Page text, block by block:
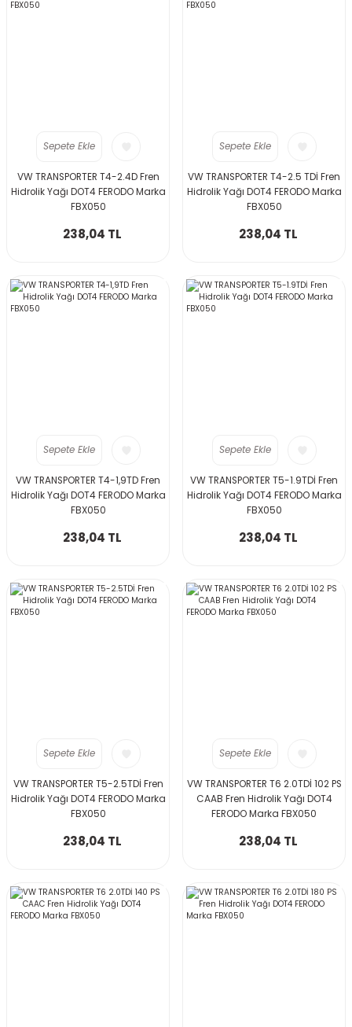
Sepete Ekle
VW TRANSPORTER T4-2.4D Fren
Hidrolik Yağı DOT4 FERODO Marka
FBX050
238,04 TL
Sepete Ekle
VW TRANSPORTER T4-2.5 TDİ Fren
Hidrolik Yağı DOT4 FERODO Marka
FBX050
238,04 TL
Sepete Ekle
VW TRANSPORTER T4-1,9TD Fren
Hidrolik Yağı DOT4 FERODO Marka
FBX050
238,04 TL
Sepete Ekle
VW TRANSPORTER T5-1.9TDİ Fren
Hidrolik Yağı DOT4 FERODO Marka
FBX050
238,04 TL
Sepete Ekle
VW TRANSPORTER T5-2.5TDİ Fren
Hidrolik Yağı DOT4 FERODO Marka
FBX050
238,04 TL
Sepete Ekle
VW TRANSPORTER T6 2.0TDİ 102 PS
CAAB Fren Hidrolik Yağı DOT4
FERODO Marka FBX050
238,04 TL